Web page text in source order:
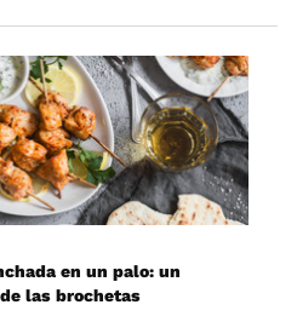
en un palo: un
las brochetas